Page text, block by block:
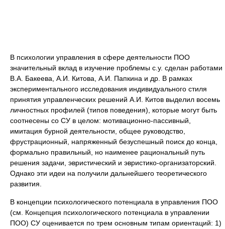
В психологии управления в сфере деятельности ПОО
значительный вклад в изучение проблемы с.у. сделан работами
В.А. Бакеева, А.И. Китова, А.И. Папкина и др. В рамках
экспериментального исследования индивидуального стиля
принятия управленческих решений А.И. Китов выделил восемь
личностных профилей (типов поведения), которые могут быть
соотнесены со СУ в целом: мотивационно-пассивный,
имитация бурной деятельности, общее руководство,
фрустрационный, напряженный безуспешный поиск до конца,
формально правильный, но наименее рациональный путь
решения задачи, эвристический и эвристико-организаторский.
Однако эти идеи на получили дальнейшего теоретического
развития.
В концепции психологического потенциала в управления ПОО
(см. Концепция психологического потенциала в управлении
ПОО) СУ оценивается по трем основным типам ориентаций: 1)